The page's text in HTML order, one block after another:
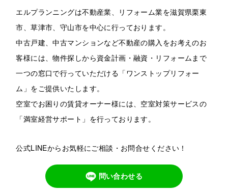
エルプランニングは不動産業、リフォーム業を滋賀県栗東
市、草津市、守山市を中心に行っております。
中古戸建、中古マンションなど不動産の購入をお考えのお
客様には、物件探しから資金計画・融資・リフォームまで
一つの窓口で行っていただける「ワンストップリフォー
ム」をご提供いたします。
空室でお困りの賃貸オーナー様には、空室対策サービスの
「満室経営サポート」を行っております。
公式LINEからお気軽にご相談・お問合せください！
問い合わせる